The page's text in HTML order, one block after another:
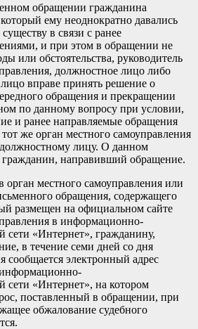
обращении гражданина
ему неоднократно давались
в связи с ранее
и при этом в обращении не
или обстоятельства, руководитель
должностное лицо либо
вправе принять решение о
обращения и прекращении
по данному вопросу при условии,
и ранее направляемые обращения
же орган местного самоуправления
лицу. О данном
гражданин, направивший обращение.
орган местного самоуправления или
обращения, содержащего
размещен на официальном сайте
в информационно-
сети «Интернет», гражданину,
в течение семи дней со дня
сообщается электронный адрес
сети «Интернет», на котором
поставленный в обращении, при
обжалование судебного